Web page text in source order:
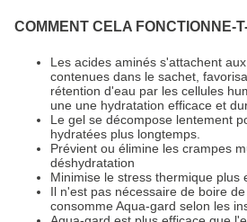
COMMENT CELA FONCTIONNE-
Les acides aminés s'attachent
contenues dans le sachet,
rétention d'eau par les cellules
une une hydratation efficace et
Le gel se décompose lentement
hydratées plus longtemps.
Prévient ou élimine les crampes
déshydratation
Minimise le stress thermique plus
Il n'est pas nécessaire de boire
consomme Aqua-gard selon les